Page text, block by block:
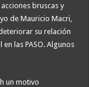
bruscas y
de Mauricio Macri,
su relación
las PASO. Algunos
un motivo